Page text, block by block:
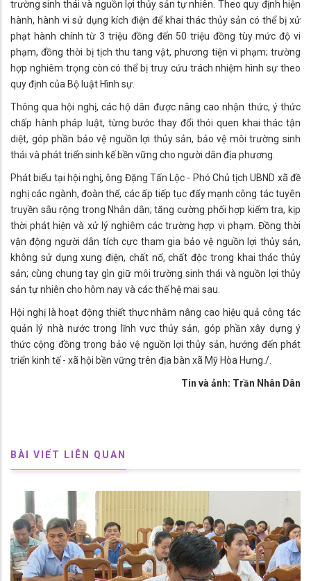
trường sinh thái và nguồn lợi thủy sản tự nhiên. Theo quy định hiện
hành, hành vi sử dụng kích điện để khai thác thủy sản có thể bị xử
phạt hành chính từ 3 triệu đồng đến 50 triệu đồng tùy mức độ vi
phạm, đồng thời bị tịch thu tang vật, phương tiện vi phạm; trường
hợp nghiêm trọng còn có thể bị truy cứu trách nhiệm hình sự theo
quy định của Bộ luật Hình sự.
Thông qua hội nghị, các hộ dân được nâng cao nhận thức, ý thức
chấp hành pháp luật, từng bước thay đổi thói quen khai thác tận
diệt, góp phần bảo vệ nguồn lợi thủy sản, bảo vệ môi trường sinh
thái và phát triển sinh kế bền vững cho người dân địa phương.
Phát biểu tại hội nghị, ông Đặng Tấn Lộc - Phó Chủ tịch UBND xã đề
nghị các ngành, đoàn thể, các ấp tiếp tục đẩy mạnh công tác tuyên
truyền sâu rộng trong Nhân dân; tăng cường phối hợp kiểm tra, kịp
thời phát hiện và xử lý nghiêm các trường hợp vi phạm. Đồng thời
vận động người dân tích cực tham gia bảo vệ nguồn lợi thủy sản,
không sử dụng xung điện, chất nổ, chất độc trong khai thác thủy
sản; cùng chung tay gìn giữ môi trường sinh thái và nguồn lợi thủy
sản tự nhiên cho hôm nay và các thế hệ mai sau.
Hội nghị là hoạt động thiết thực nhằm nâng cao hiệu quả công tác
quản lý nhà nước trong lĩnh vực thủy sản, góp phần xây dựng ý
thức cộng đồng trong bảo vệ nguồn lợi thủy sản, hướng đến phát
triển kinh tế - xã hội bền vững trên địa bàn xã Mỹ Hòa Hưng./.
Tin và ảnh: Trần Nhân Dân
BÀI VIẾT LIÊN QUAN